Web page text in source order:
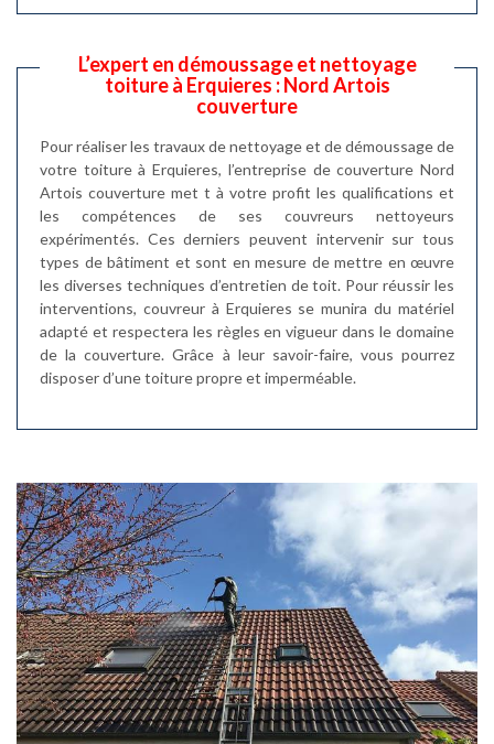
L’expert en démoussage et nettoyage
toiture à Erquieres : Nord Artois
couverture
Pour réaliser les travaux de nettoyage et de démoussage de
votre toiture à Erquieres, l’entreprise de couverture Nord
Artois couverture met t à votre profit les qualifications et
les compétences de ses couvreurs nettoyeurs
expérimentés. Ces derniers peuvent intervenir sur tous
types de bâtiment et sont en mesure de mettre en œuvre
les diverses techniques d’entretien de toit. Pour réussir les
interventions, couvreur à Erquieres se munira du matériel
adapté et respectera les règles en vigueur dans le domaine
de la couverture. Grâce à leur savoir-faire, vous pourrez
disposer d’une toiture propre et imperméable.